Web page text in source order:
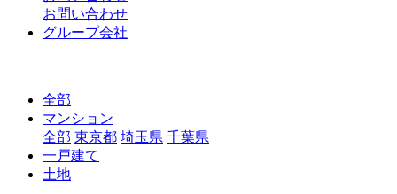
お問い合わせ
グループ会社
全部
マンション
全部 東京都 埼玉県 千葉県
一戸建て
土地